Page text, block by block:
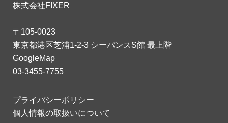
株式会社FIXER
〒105-0023
東京都港区芝浦1-2-3 シーバンスS館 最上階
GoogleMap
03-3455-7755
プライバシーポリシー
個人情報の取扱いについて